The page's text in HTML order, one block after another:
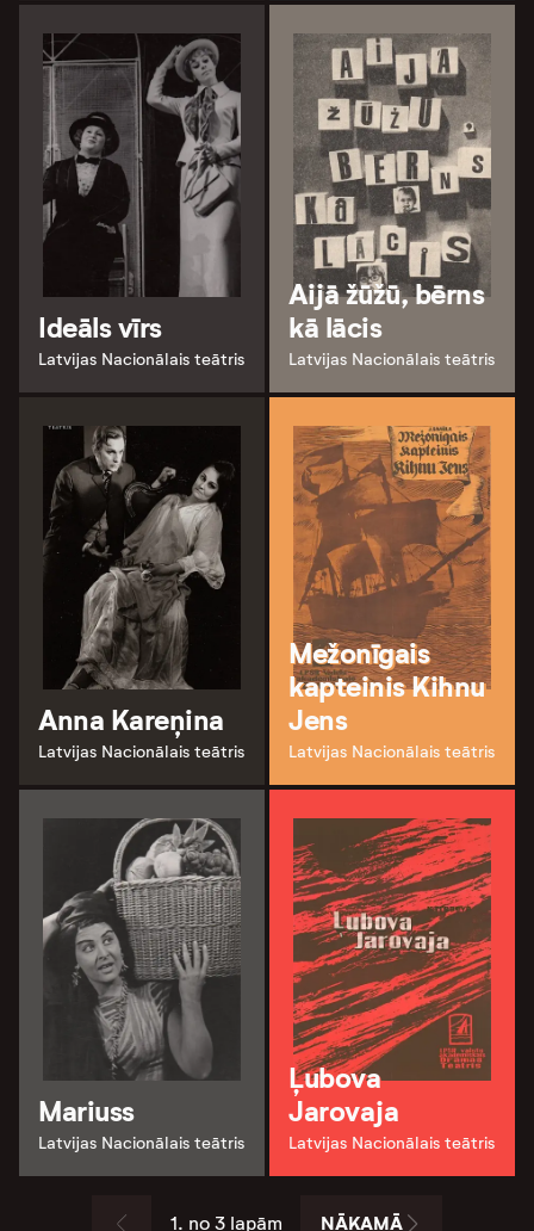
Ideāls vīrs
Latvijas Nacionālais teātris
Aijā žūžū, bērns
kā lācis
Latvijas Nacionālais teātris
Anna Kareņina
Latvijas Nacionālais teātris
Mežonīgais
kapteinis Kihnu
Jens
Latvijas Nacionālais teātris
Mariuss
Latvijas Nacionālais teātris
Ļubova
Jarovaja
Latvijas Nacionālais teātris
1. no 3 lapām NĀKAMĀ